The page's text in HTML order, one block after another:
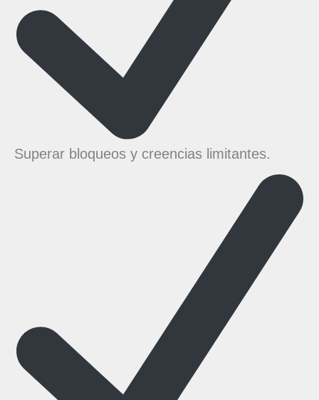
Superar bloqueos y creencias limitantes.